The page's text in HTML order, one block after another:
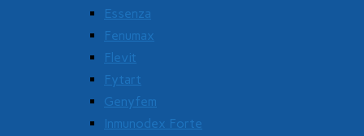
Essenza
Fenumax
Flevit
Fytart
Genyfem
Inmunodex Forte